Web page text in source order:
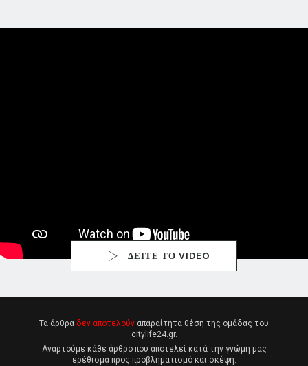
ΔΕΙΤΕ ΤΟ VIDEO
Τα άρθρα δεν αποτελούν απαραίτητα θέση της ομάδας του
citylife24.gr.
Αναρτούμε κάθε άρθρο που αποτελεί κατά την γνώμη μας
ερέθισμα προς προβληματισμό και σκέψη.